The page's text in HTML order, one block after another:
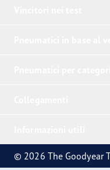
© 2026 The Goodyear